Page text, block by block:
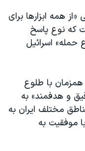
همه ابزارها برای
که نوع پاسخ
حمله» اسرائیل
صبح روز شنبه ۵ آبان، همزمان با طلوع
و هدفمند» به
مختلف ایران به
موفقیت به